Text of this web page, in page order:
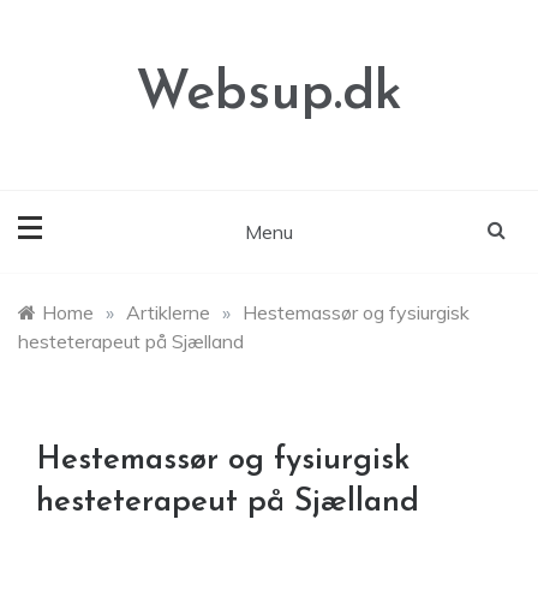
Websup.dk
Menu
Home » Artiklerne » Hestemassør og fysiurgisk
hesteterapeut på Sjælland
Hestemassør og fysiurgisk
hesteterapeut på Sjælland